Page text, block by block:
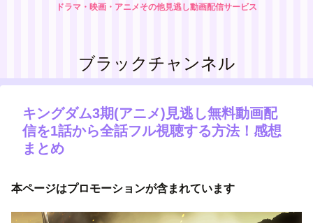
ドラマ・映画・アニメその他見逃し動画配信サービス
ブラックチャンネル
キングダム3期(アニメ)見逃し無料動画配
信を1話から全話フル視聴する方法！感想
まとめ
本ページはプロモーションが含まれています